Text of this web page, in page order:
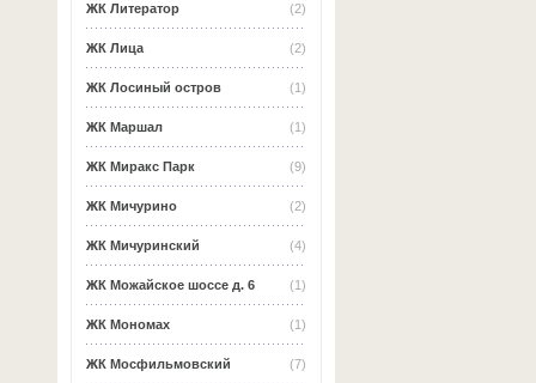
(2)
ЖК Литератор
(2)
ЖК Лица
(1)
ЖК Лосиный остров
(1)
ЖК Маршал
(9)
ЖК Миракс Парк
(2)
ЖК Мичурино
(4)
ЖК Мичуринский
(1)
ЖК Можайское шоссе д. 6
(1)
ЖК Мономах
(7)
ЖК Мосфильмовский